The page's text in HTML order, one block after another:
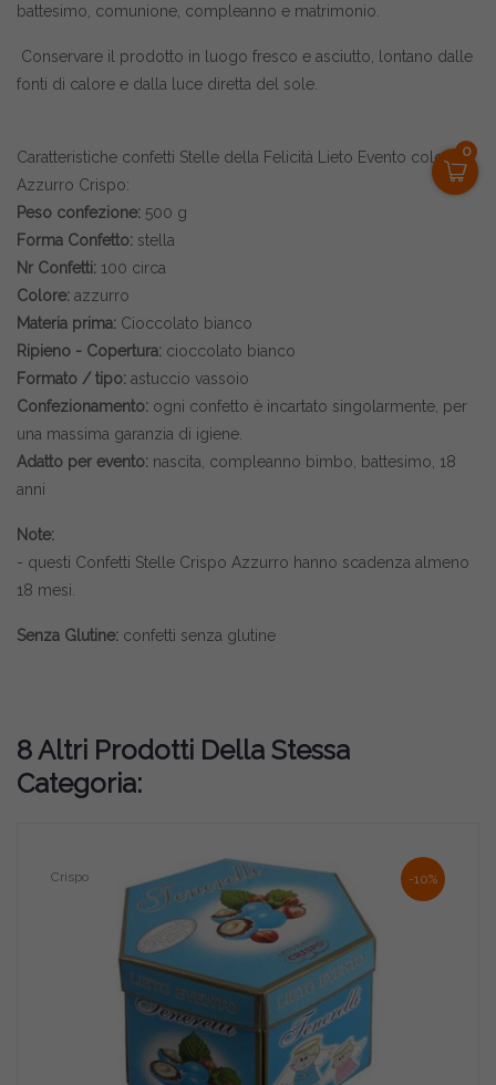
0
battesimo, comunione, compleanno e matrimonio.
Conservare il prodotto in luogo fresco e asciutto, lontano dalle
fonti di calore e dalla luce diretta del sole.
Caratteristiche confetti Stelle della Felicità Lieto Evento color
Azzurro Crispo:
Peso confezione: 500 g
Forma Confetto: stella
Nr Confetti: 100 circa
Colore: azzurro
Materia prima: Cioccolato bianco
Ripieno - Copertura: cioccolato bianco
Formato / tipo: astuccio vassoio
Confezionamento: ogni confetto è incartato singolarmente, per
una massima garanzia di igiene.
Adatto per evento: nascita, compleanno bimbo, battesimo, 18
anni
Note:
- questi Confetti Stelle Crispo Azzurro hanno scadenza almeno
18 mesi.
Senza Glutine: confetti senza glutine
8 Altri Prodotti Della Stessa
Categoria:
-10%
Crispo